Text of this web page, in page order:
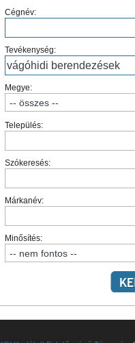
Cégnév:
Tevékenység:
Megye:
Település:
Szókeresés:
Márkanév:
Minősítés: